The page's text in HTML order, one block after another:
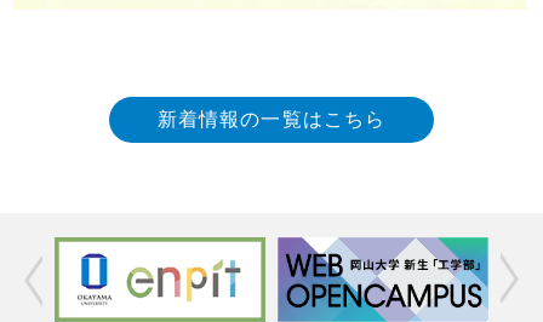
新着情報の一覧はこちら